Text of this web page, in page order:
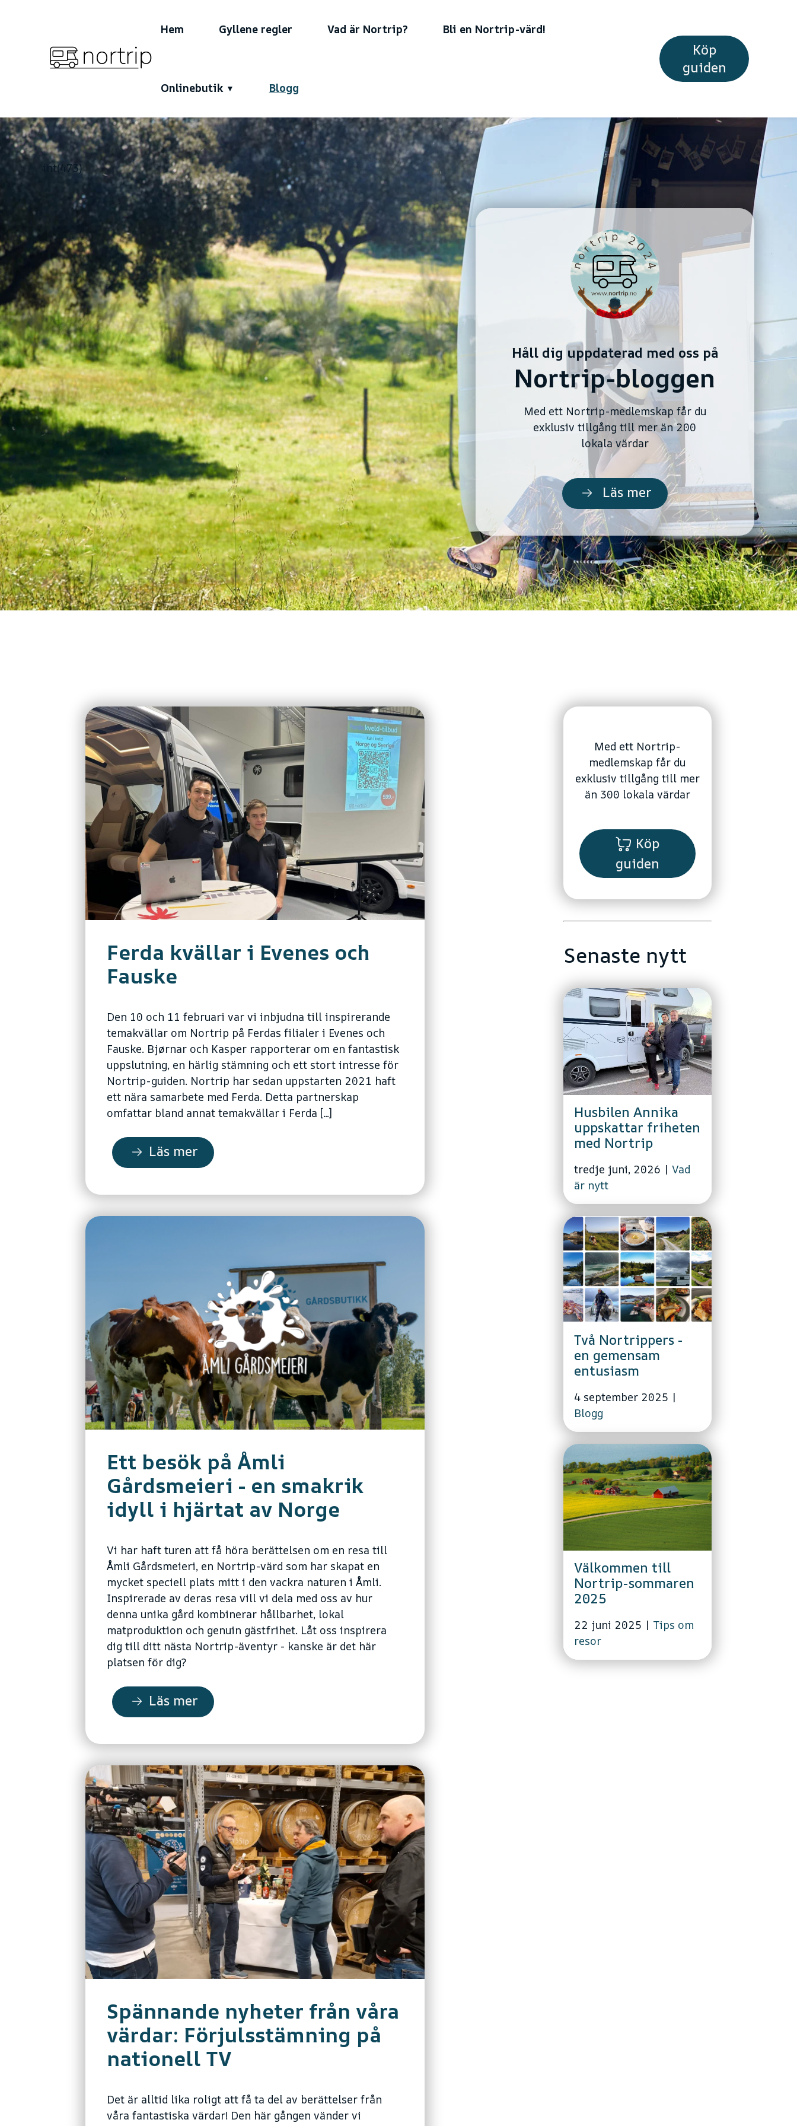
Hem Gyllene regler Vad är Nortrip? Bli en Nortrip-värd!
Onlinebutik Blogg
Köp
guiden
int(473)
Håll dig uppdaterad med oss på
Nortrip-bloggen
Med ett Nortrip-medlemskap får du
exklusiv tillgång till mer än 200
lokala värdar
Läs mer
Ferda kvällar i Evenes och
Fauske
Den 10 och 11 februari var vi inbjudna till inspirerande
temakvällar om Nortrip på Ferdas filialer i Evenes och
Fauske. Bjørnar och Kasper rapporterar om en fantastisk
uppslutning, en härlig stämning och ett stort intresse för
Nortrip-guiden. Nortrip har sedan uppstarten 2021 haft
ett nära samarbete med Ferda. Detta partnerskap
omfattar bland annat temakvällar i Ferda [...]
Läs mer
Ett besök på Åmli
Gårdsmeieri - en smakrik
idyll i hjärtat av Norge
Vi har haft turen att få höra berättelsen om en resa till
Åmli Gårdsmeieri, en Nortrip-värd som har skapat en
mycket speciell plats mitt i den vackra naturen i Åmli.
Inspirerade av deras resa vill vi dela med oss av hur
denna unika gård kombinerar hållbarhet, lokal
matproduktion och genuin gästfrihet. Låt oss inspirera
dig till ditt nästa Nortrip-äventyr - kanske är det här
platsen för dig?
Läs mer
Spännande nyheter från våra
värdar: Förjulsstämning på
nationell TV
Det är alltid lika roligt att få ta del av berättelser från
våra fantastiska värdar! Den här gången vänder vi
Med ett Nortrip-
medlemskap får du
exklusiv tillgång till mer
än 300 lokala värdar
Köp
guiden
Senaste nytt
Husbilen Annika
uppskattar friheten
med Nortrip
tredje juni, 2026 | Vad
är nytt
Två Nortrippers -
en gemensam
entusiasm
4 september 2025 |
Blogg
Välkommen till
Nortrip-sommaren
2025
22 juni 2025 | Tips om
resor